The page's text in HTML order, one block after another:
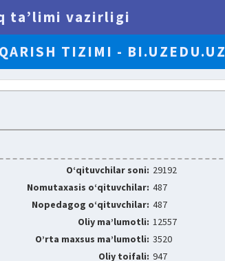
ta’limi vazirligi
TIZIMI - BI.UZEDU.UZ
O‘qituvchilar soni: 29192
Nomutaxasis o‘qituvchilar: 487
Nopedagog o‘qituvchilar: 487
Oliy ma’lumotli: 12557
O’rta maxsus ma’lumotli: 3520
Oliy toifali: 947